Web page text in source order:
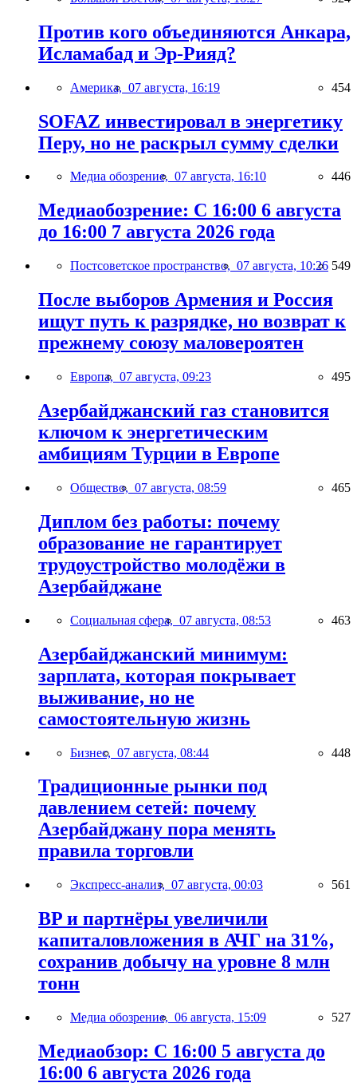
Против кого объединяются Анкара,
Исламабад и Эр-Рияд?
Америка, 07 августа, 16:19 454
SOFAZ инвестировал в энергетику
Перу, но не раскрыл сумму сделки
Медиа обозрение, 07 августа, 16:10 446
Медиаобозрение: С 16:00 6 августа
до 16:00 7 августа 2026 года
Постсоветское пространство, 07 августа, 10:26 549
После выборов Армения и Россия
ищут путь к разрядке, но возврат к
прежнему союзу маловероятен
Европа, 07 августа, 09:23 495
Азербайджанский газ становится
ключом к энергетическим
амбициям Турции в Европе
Общество, 07 августа, 08:59 465
Диплом без работы: почему
образование не гарантирует
трудоустройство молодёжи в
Азербайджане
Социальная сфера, 07 августа, 08:53 463
Азербайджанский минимум:
зарплата, которая покрывает
выживание, но не
самостоятельную жизнь
Бизнес, 07 августа, 08:44 448
Традиционные рынки под
давлением сетей: почему
Азербайджану пора менять
правила торговли
Экспресс-анализ, 07 августа, 00:03 561
BP и партнёры увеличили
капиталовложения в АЧГ на 31%,
сохранив добычу на уровне 8 млн
тонн
Медиа обозрение, 06 августа, 15:09 527
Медиаобзор: С 16:00 5 августа до
16:00 6 августа 2026 года